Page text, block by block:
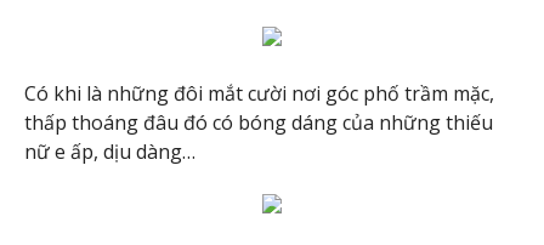
Có khi là những đôi mắt cười nơi góc phố trầm mặc,
thấp thoáng đâu đó có bóng dáng của những thiếu
nữ e ấp, dịu dàng…